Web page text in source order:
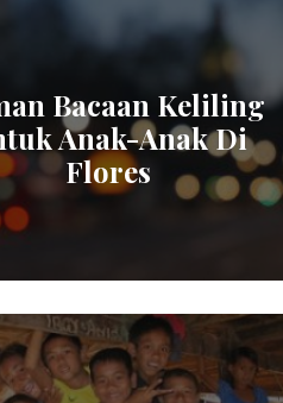
Bacaan Keliling
Anak-Anak Di
Flores